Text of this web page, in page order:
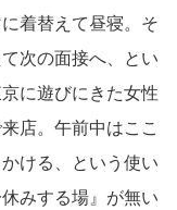
着替えて昼寝。そ
次の面接へ、とい
に遊びにきた女性
店。午前中はここ
ける、という使い
みする場』が無い